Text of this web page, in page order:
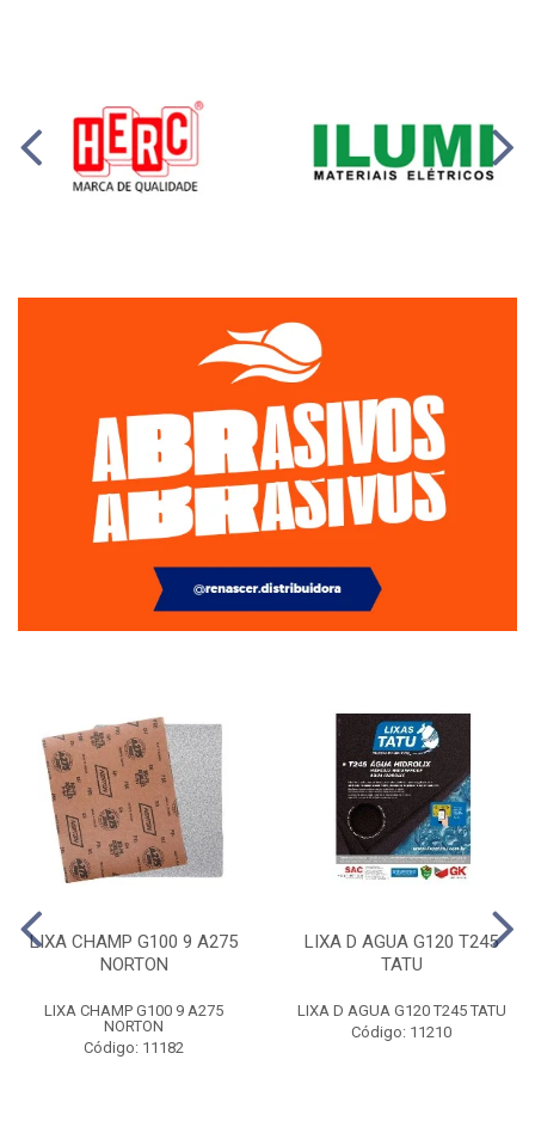
LIXA CHAMP G100 9 A275
NORTON
LIXA CHAMP G100 9 A275
NORTON
Código: 11182
LIXA D AGUA G120 T245
TATU
LIXA D AGUA G120 T245 TATU
Código: 11210